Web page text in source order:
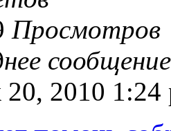
Просмотров
2010 1:24